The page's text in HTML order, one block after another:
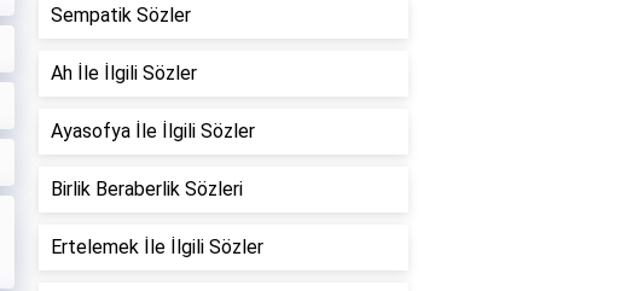
Sempatik Sözler
Ah İle İlgili Sözler
Ayasofya İle İlgili Sözler
Birlik Beraberlik Sözleri
Ertelemek İle İlgili Sözler